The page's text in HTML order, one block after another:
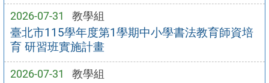
2026-07-31 教學組
臺北市115學年度第1學期中小學書法教育師資培
育 研習班實施計畫
2026-07-31 教學組